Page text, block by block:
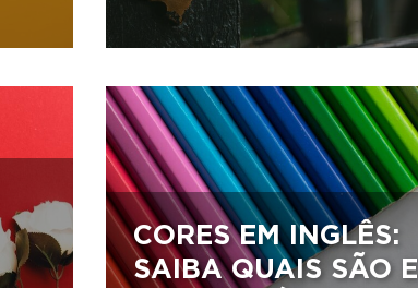
CORES EM INGLÊS:
SAIBA QUAIS SÃO E